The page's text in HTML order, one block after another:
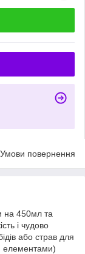
Умови повернення
на 450мл та
і чудово
або страв для
елементами)